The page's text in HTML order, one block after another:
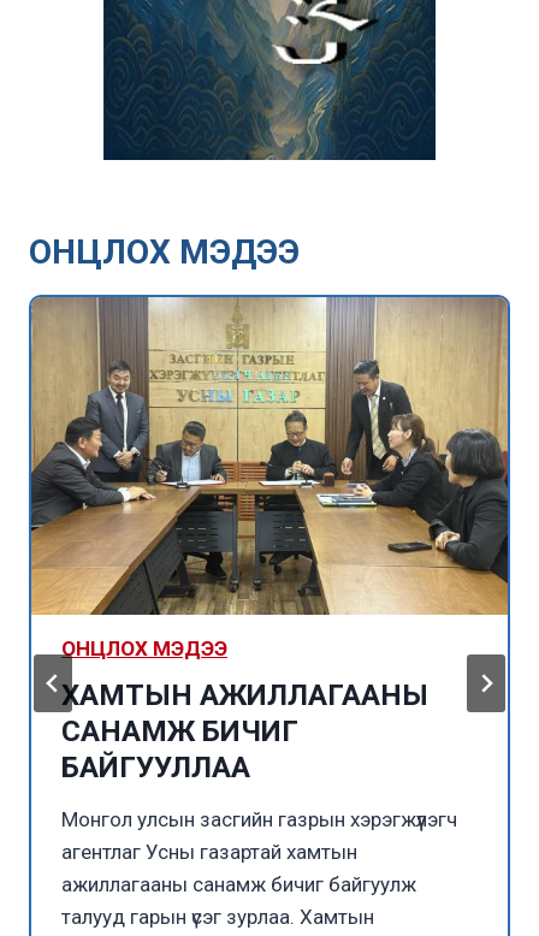
ОНЦЛОХ МЭДЭЭ
ОНЦЛОХ МЭДЭЭ
ХАМТЫН АЖИЛЛАГААНЫ
САНАМЖ БИЧИГ
БАЙГУУЛЛАА
Монгол улсын засгийн газрын хэрэгжүүлэгч
агентлаг Усны газартай хамтын
ажиллагааны санамж бичиг байгуулж
талууд гарын үсэг зурлаа. Хамтын